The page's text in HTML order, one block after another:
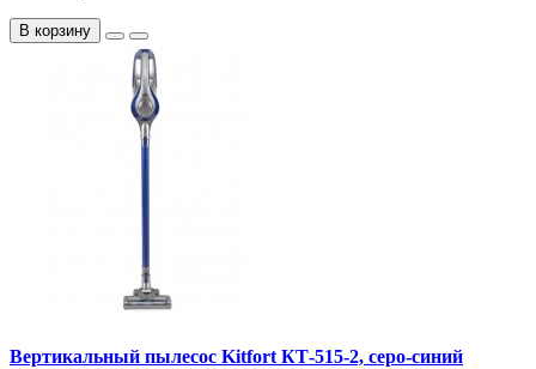
В корзину
Вертикальный пылесос Kitfort КТ-515-2, серо-синий